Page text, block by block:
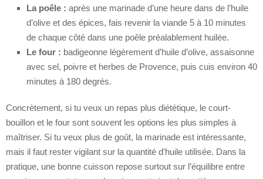
La poêle : après une marinade d’une heure dans de l’huile
d’olive et des épices, fais revenir la viande 5 à 10 minutes
de chaque côté dans une poêle préalablement huilée.
Le four : badigeonne légèrement d’huile d’olive, assaisonne
avec sel, poivre et herbes de Provence, puis cuis environ 40
minutes à 180 degrés.
Concrètement, si tu veux un repas plus diététique, le court-
bouillon et le four sont souvent les options les plus simples à
maîtriser. Si tu veux plus de goût, la marinade est intéressante,
mais il faut rester vigilant sur la quantité d’huile utilisée. Dans la
pratique, une bonne cuisson repose surtout sur l’équilibre entre